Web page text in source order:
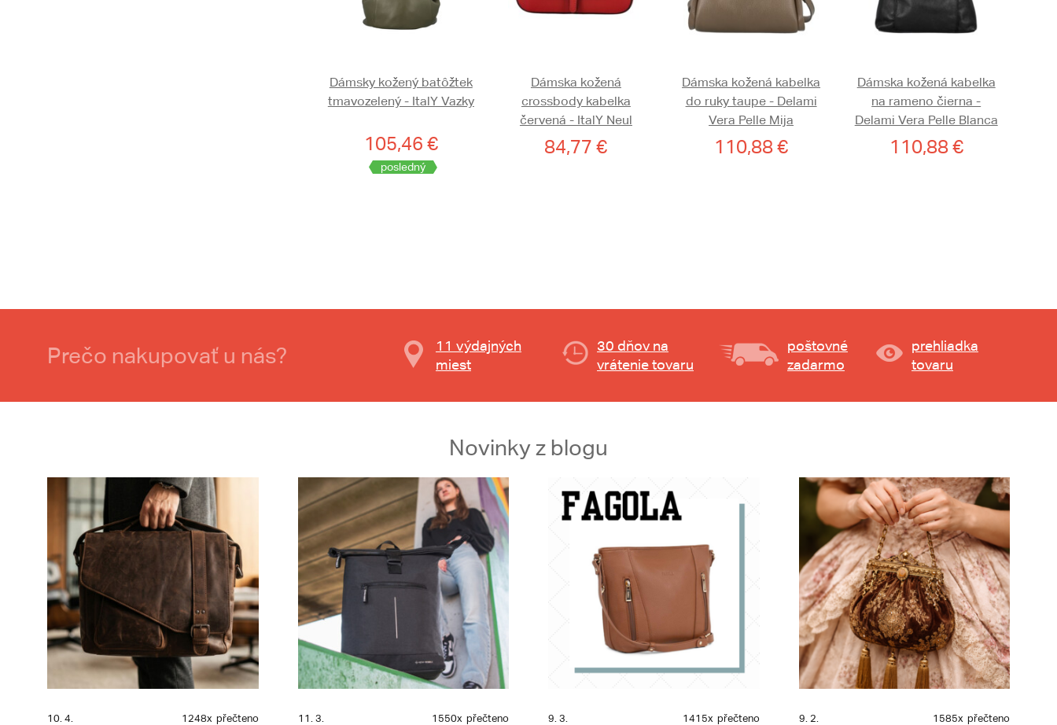
Dámsky kožený batôžtek
tmavozelený - ItalY Vazky
105,46 €
posledný
Dámska kožená
crossbody kabelka
červená - ItalY Neul
84,77 €
Dámska kožená kabelka
do ruky taupe - Delami
Vera Pelle Mija
110,88 €
Dámska kožená kabelka
na rameno čierna -
Delami Vera Pelle Blanca
110,88 €
Prečo nakupovať u nás?
11 výdajných
miest
30 dňov na
vrátenie tovaru
poštovné
zadarmo
prehliadka
tovaru
Novinky z blogu
10. 4. 1248x přečteno 11. 3. 1550x přečteno 9. 3. 1415x přečteno 9. 2. 1585x přečteno